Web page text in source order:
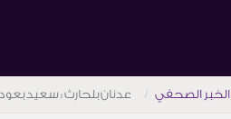
الخبر الصحفي عدنان بلحارث : سعيد